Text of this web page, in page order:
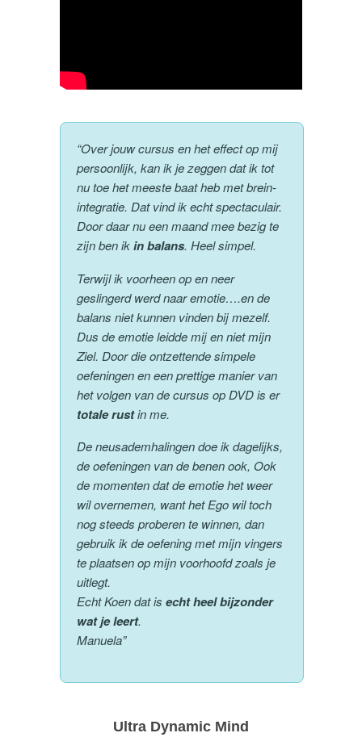
“Over jouw cursus en het effect op mij
persoonlijk, kan ik je zeggen dat ik tot
nu toe het meeste baat heb met brein-
integratie. Dat vind ik echt spectaculair.
Door daar nu een maand mee bezig te
zijn ben ikin balans. Heel simpel.
Terwijl ik voorheen op en neer
geslingerd werd naar emotie….en de
balans niet kunnen vinden bij mezelf.
Dus de emotie leidde mij en niet mijn
Ziel. Door die ontzettende simpele
oefeningen en een prettige manier van
het volgen van de cursus op DVD is er
totale rustin me.
De neusademhalingen doe ik dagelijks,
de oefeningen van de benen ook, Ook
de momenten dat de emotie het weer
wil overnemen, want het Ego wil toch
nog steeds proberen te winnen, dan
gebruik ik de oefening met mijn vingers
te plaatsen op mijn voorhoofd zoals je
uitlegt.
Echt Koen dat is echt heel bijzonder
wat je leert.
Manuela”
Ultra Dynamic Mind